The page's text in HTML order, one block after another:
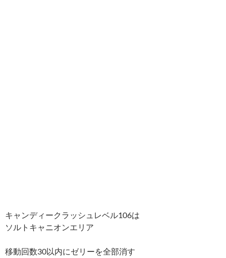
キャンディークラッシュレベル106は
ソルトキャニオンエリア
移動回数30以内にゼリーを全部消す